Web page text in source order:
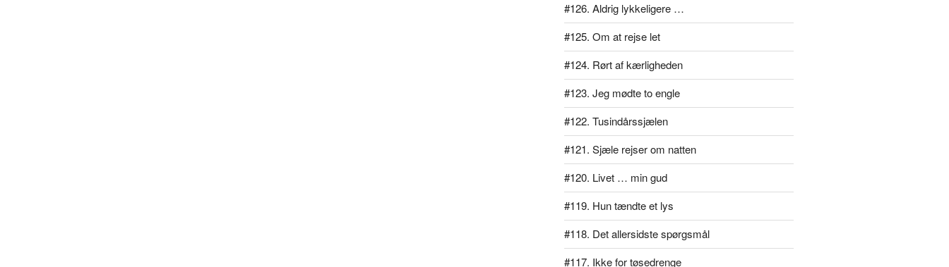
#126. Aldrig lykkeligere …
#125. Om at rejse let
#124. Rørt af kærligheden
#123. Jeg mødte to engle
#122. Tusindårssjælen
#121. Sjæle rejser om natten
#120. Livet … min gud
#119. Hun tændte et lys
#118. Det allersidste spørgsmål
#117. Ikke for tøsedrenge